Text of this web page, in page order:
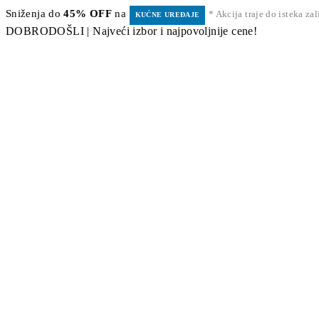
Sniženja do45% OFF na KUĆNE UREĐAJE * Akcija traje do isteka
DOBRODOŠLI | Najveći izbor i najpovoljnije cene!